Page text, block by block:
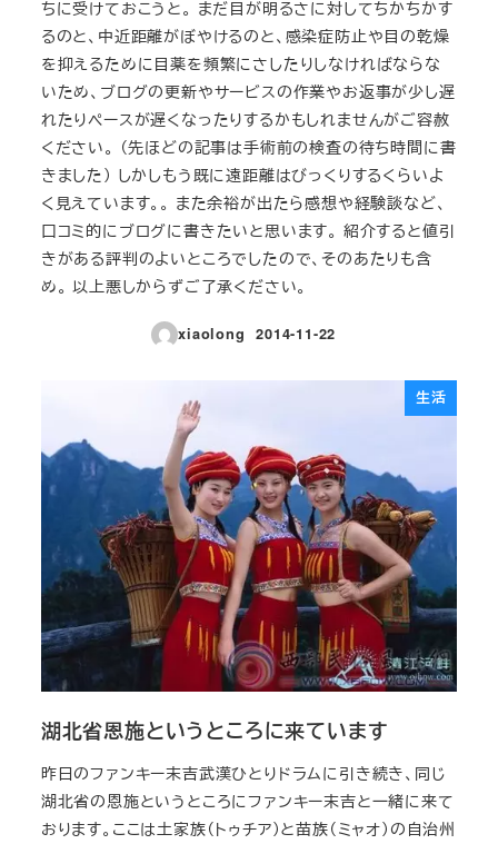
ちに受けておこうと。 まだ目が明るさに対してちかちかす
るのと、中近距離がぼやけるのと、感染症防止や目の乾燥
を抑えるために目薬を頻繁にさしたりしなければならな
いため、ブログの更新やサービスの作業やお返事が少し遅
れたりペースが遅くなったりするかもしれませんがご容赦
ください。 （先ほどの記事は手術前の検査の待ち時間に書
きました） しかしもう既に遠距離はびっくりするくらいよ
く見えています。。 また余裕が出たら感想や経験談など、
口コミ的にブログに書きたいと思います。 紹介すると値引
きがある評判のよいところでしたので、そのあたりも含
め。 以上悪しからずご了承ください。
xiaolong
投稿日
2014-11-22
生活
湖北省恩施というところに来ています
昨日のファンキー末吉武漢ひとりドラムに引き続き、同じ
湖北省の恩施というところにファンキー末吉と一緒に来て
おります。ここは土家族（トゥチア）と苗族（ミャオ）の自治州